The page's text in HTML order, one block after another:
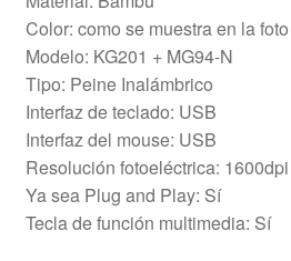
Color: como se muestra en la foto
Modelo: KG201 + MG94-N
Tipo: Peine Inalámbrico
Interfaz de teclado: USB
Interfaz del mouse: USB
Resolución fotoeléctrica: 1600dpi
Ya sea Plug and Play: Sí
Tecla de función multimedia: Sí